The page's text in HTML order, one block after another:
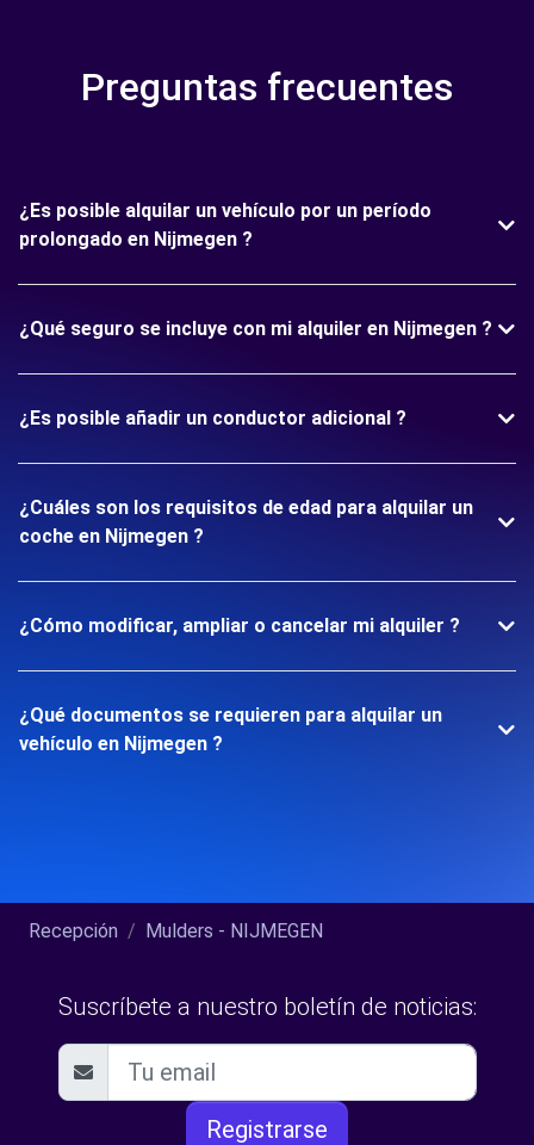
Preguntas frecuentes
¿Es posible alquilar un vehículo por un período
prolongado en Nijmegen ?
¿Qué seguro se incluye con mi alquiler en Nijmegen ?
¿Es posible añadir un conductor adicional ?
¿Cuáles son los requisitos de edad para alquilar un
coche en Nijmegen ?
¿Cómo modificar, ampliar o cancelar mi alquiler ?
¿Qué documentos se requieren para alquilar un
vehículo en Nijmegen ?
Recepción Mulders - NIJMEGEN
Suscríbete a nuestro boletín de noticias:
Registrarse